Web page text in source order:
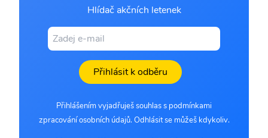
Hlídač akčních letenek
Přihlásit k odběru
Přihlášením vyjadřuješ souhlas s podmínkami
zpracování osobních údajů. Odhlásit se můžeš kdykoliv.